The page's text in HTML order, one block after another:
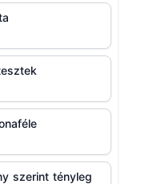
szerint tényleg